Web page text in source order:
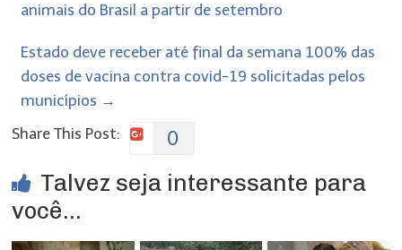
animais do Brasil a partir de setembro
Estado deve receber até final da semana 100% das
doses de vacina contra covid-19 solicitadas pelos
municípios →
Share This Post:
0
Talvez seja interessante para
você...